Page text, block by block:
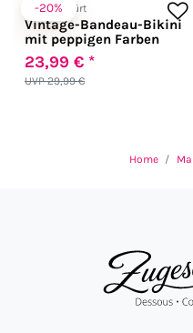
-20%
Zugeschnürt
Vintage-Bandeau-Bikini
mit peppigen Farben
UVP 29,99 €
23,99 € *
Home